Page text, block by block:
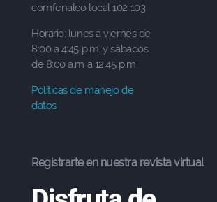
comfenalco local 102 103
Horario: lunes a viernes de
8:00 a 4:45 p.m. y sábados
de 8:00 a.m a 12.45 p.m.
Políticas de manejo de
datos
Registrarte en nuestra revista virtual